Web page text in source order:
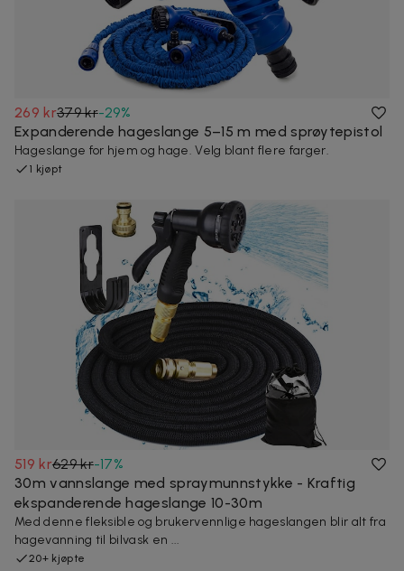
269 kr379 kr-29%
Expanderende hageslange 5–15 m med sprøytepistol
Hageslange for hjem og hage. Velg blant flere farger.
1 kjøpt
519 kr629 kr-17%
30m vannslange med spraymunnstykke - Kraftig
ekspanderende hageslange 10-30m
Med denne fleksible og brukervennlige hageslangen blir alt fra
hagevanning til bilvask en ...
20+ kjøpte